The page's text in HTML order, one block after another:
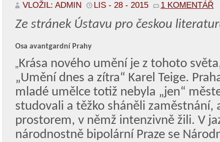
VLOŽIL: ADMIN LIS - 28 - 2015 1 KOMENTÁŘ
Ze stránek Ústavu pro českou
Osa avantgardní Prahy
„Krása nového umění je z tohoto
„Umění dnes a zítra“ Karel Teige.
mladé umělce totiž nebyla „jen“
studovali a těžko sháněli zaměstnání,
prostorem, v němž intenzivně žili. V
národnostně bipolární Praze se